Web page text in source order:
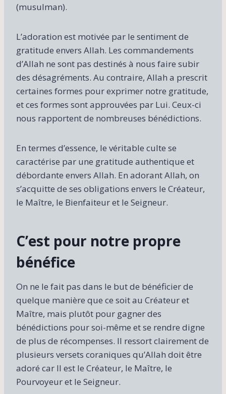
(musulman).
L’adoration est motivée par le sentiment de
gratitude envers Allah. Les commandements
d’Allah ne sont pas destinés à nous faire subir
des désagréments. Au contraire, Allah a prescrit
certaines formes pour exprimer notre gratitude,
et ces formes sont approuvées par Lui. Ceux-ci
nous rapportent de nombreuses bénédictions.
En termes d’essence, le véritable culte se
caractérise par une gratitude authentique et
débordante envers Allah. En adorant Allah, on
s’acquitte de ses obligations envers le Créateur,
le Maître, le Bienfaiteur et le Seigneur.
C’est pour notre propre
bénéfice
On ne le fait pas dans le but de bénéficier de
quelque manière que ce soit au Créateur et
Maître, mais plutôt pour gagner des
bénédictions pour soi-même et se rendre digne
de plus de récompenses. Il ressort clairement de
plusieurs versets coraniques qu’Allah doit être
adoré car Il est le Créateur, le Maître, le
Pourvoyeur et le Seigneur.